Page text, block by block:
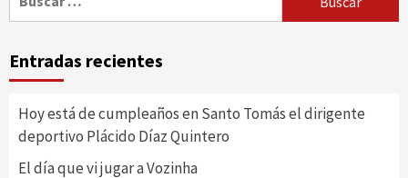
Entradas recientes
Hoy está de cumpleaños en Santo Tomás el dirigente
deportivo Plácido Díaz Quintero
El día que vi jugar a Vozinha